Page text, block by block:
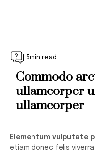
5min read
Commodo
ullamcorper
ullamcorper
Elementum vulputate
etiam donec felis